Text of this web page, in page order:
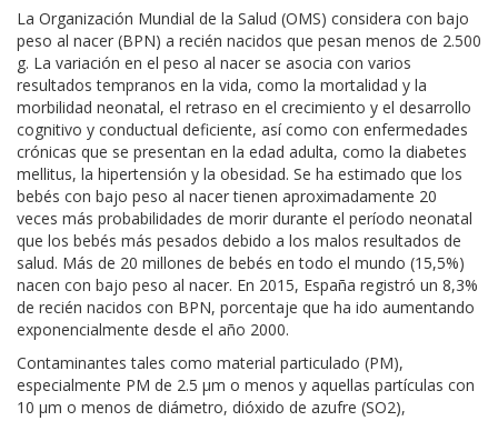
La Organización Mundial de la Salud (OMS) considera con bajo
peso al nacer (BPN) a recién nacidos que pesan menos de 2.500
g. La variación en el peso al nacer se asocia con varios
resultados tempranos en la vida, como la mortalidad y la
morbilidad neonatal, el retraso en el crecimiento y el desarrollo
cognitivo y conductual deficiente, así como con enfermedades
crónicas que se presentan en la edad adulta, como la diabetes
mellitus, la hipertensión y la obesidad. Se ha estimado que los
bebés con bajo peso al nacer tienen aproximadamente 20
veces más probabilidades de morir durante el período neonatal
que los bebés más pesados debido a los malos resultados de
salud. Más de 20 millones de bebés en todo el mundo (15,5%)
nacen con bajo peso al nacer. En 2015, España registró un 8,3%
de recién nacidos con BPN, porcentaje que ha ido aumentando
exponencialmente desde el año 2000.
Contaminantes tales como material particulado (PM),
especialmente PM de 2.5 μm o menos y aquellas partículas con
10 μm o menos de diámetro, dióxido de azufre (SO2),